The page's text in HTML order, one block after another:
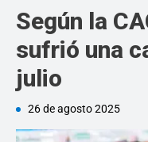
Según la
sufrió una
julio
26 de agosto 2025